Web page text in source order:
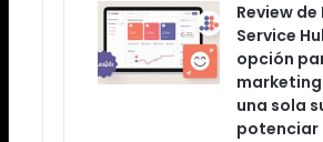
Review
Service
opción
una sola
potenciar